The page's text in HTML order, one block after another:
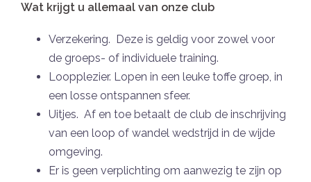
Wat krijgt u allemaal van onze club
Verzekering. Deze is geldig voor zowel voor
de groeps- of individuele training.
Loopplezier. Lopen in een leuke toffe groep, in
een losse ontspannen sfeer.
Uitjes. Af en toe betaalt de club de inschrijving
van een loop of wandel wedstrijd in de wijde
omgeving.
Er is geen verplichting om aanwezig te zijn op